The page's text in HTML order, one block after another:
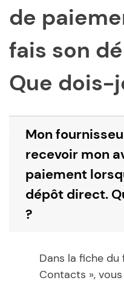
de
fais son
Que dois-
Mon
recevoir mon
paiement
dépôt direct.
?
Dans la fiche du
Contacts »,